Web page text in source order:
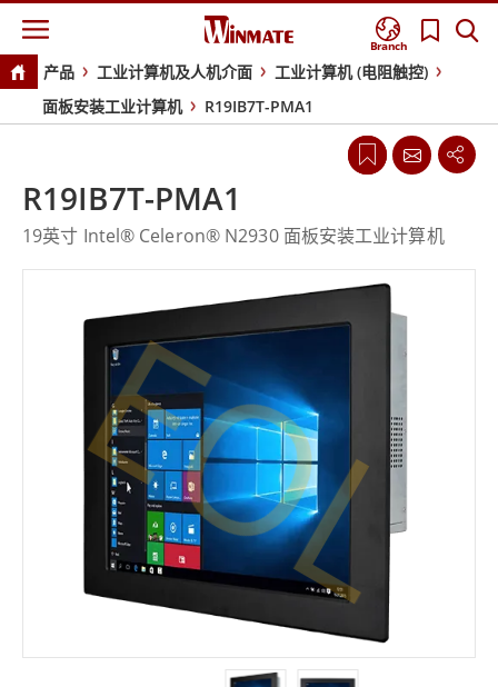
Branch
产品 工业计算机及人机介面
工业计算机 (电阻触控)
面板安装工业计算机
R19IB7T-PMA1
R19IB7T-PMA1
19英寸 Intel® Celeron® N2930 面板安装工业计算机
EOL